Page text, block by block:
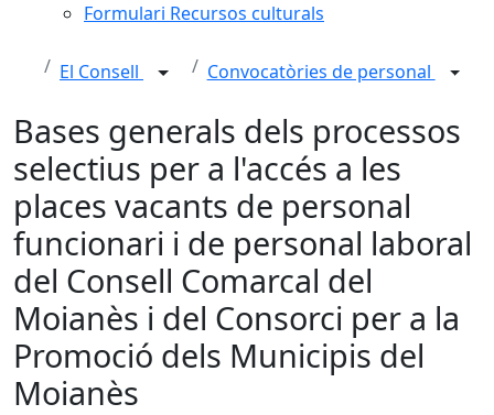
Formulari Recursos culturals
El Consell Convocatòries de personal
Bases generals dels processos
selectius per a l'accés a les
places vacants de personal
funcionari i de personal laboral
del Consell Comarcal del
Moianès i del Consorci per a la
Promoció dels Municipis del
Moianès